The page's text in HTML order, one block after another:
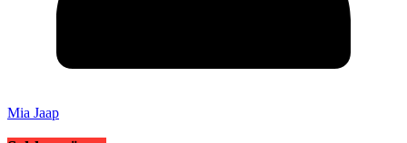
Mia Jaap